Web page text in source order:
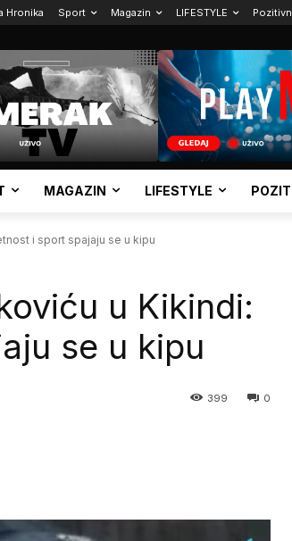
Hronika Sport Magazin LIFESTYLE
MAGAZIN LIFESTYLE
i sport spajaju se u kipu
u Kikindi:
se u kipu
0
399